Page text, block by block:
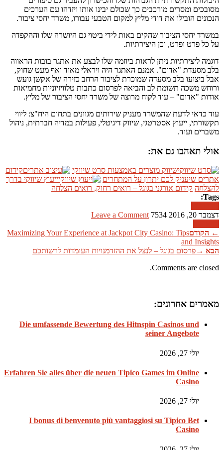
מסובכים ומסרים מורכבים כך שכולם יבינו אותו ויזדהו עם הערכים
הנכונים הובילו את דודי מליץ למקום הטבעי עבורו, משרד יחסי ציבור.
במשרד יחסי הציבור שהקים באות לידי ביטוי גם היושרה שלו וההקפדה
על כל פרט ופרט, וכן היצירתיות.
דוגמה ליצירתיות ניתן לראות ביוזמה שלו לבצע את אתגר בובות הראווה
בלב מסעדת "אדום". אמנם האתגר היה ויראלי מאוד ואף מעט שחוק,
אבל ביצועו בלב מסעדה שמוכרת לציבור הרחב כזירה של אקשן גועש
ורוחש משכה תשומת לב והביאה לפרסום כתבות טלוויזיוניות מחמיאות
אודות "אדום" – עוד לקוח מרוצה של משרד יחסי הציבור של מליץ.
עוד כדאי לדעת שהמשרד מעניק שירותים מגוונים בתחום היח"צ: ליווי
תקשורתי, ייעוץ אסטרטגי, שיווק דיגיטלי, פעילות במדיה חברתית, ניהול
משברים ועוד.
אולי תאהבו גם את:
שיווק מוצרים באמצעות סרט שיווקי
קידום
אתרים שיעניק לכם יתרון על המתחרים
ייעוץ שיווקי בדרך
להצלחה קידום אורגני בגוגל – רואים רחוק, רואים הצלחה
Tags:
דצמבר 20, 2016
Leave a Comment 7534
← הקודםMaximizing Your Experience at Jackpot City Casino: Tips
and Insights
הבא →פרסום בגוגל – לנצל את ההזדמנויות העומדות לרשותכם
Comments are closed.
מאמרים אחרונים:
Die umfassende Bewertung des Hitnspin Casinos und
seiner Angebote
יולי 27, 2026
Erfahren Sie alles über die neuen Tipico Games im Online
Casino
יולי 27, 2026
I bonus di benvenuto più vantaggiosi su Tipico Bet
Casino